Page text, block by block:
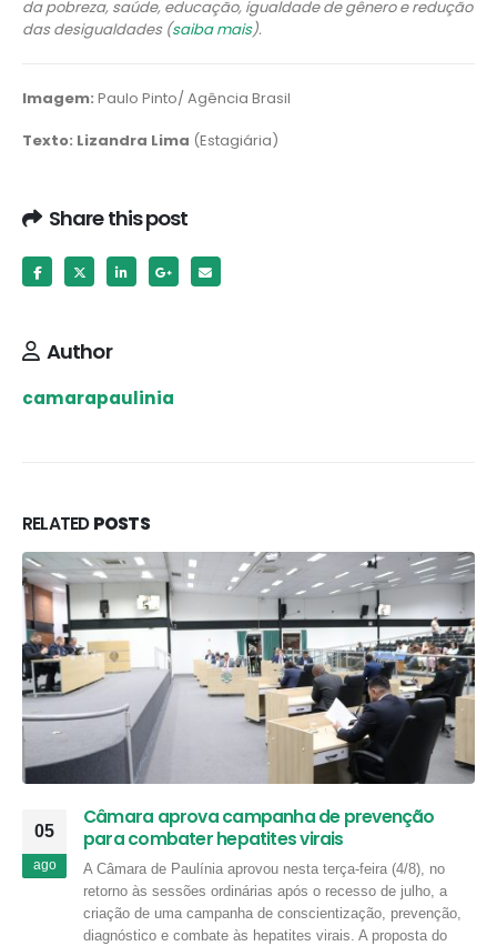
da pobreza, saúde, educação, igualdade de gênero e redução
das desigualdades (saiba mais).
Imagem: Paulo Pinto/ Agência Brasil
Texto: Lizandra Lima (Estagiária)
Share this post
Author
camarapaulinia
RELATEDPOSTS
05
ago
Câmara aprova campanha de prevenção
para combater hepatites virais
A Câmara de Paulínia aprovou nesta terça-feira (4/8), no
retorno às sessões ordinárias após o recesso de julho, a
criação de uma campanha de conscientização, prevenção,
diagnóstico e combate às hepatites virais. A proposta do